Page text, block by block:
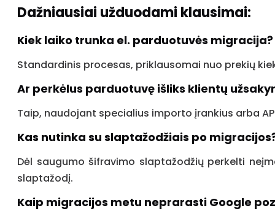
Dažniausiai užduodami klausimai:
Kiek laiko trunka el. parduotuvės migracija?
Standardinis procesas, priklausomai nuo prekių
Ar perkėlus parduotuvę išliks klientų
Taip, naudojant specialius importo įrankius arba
Kas nutinka su slaptažodžiais po
Dėl saugumo šifravimo slaptažodžių perkelti
slaptažodį.
Kaip migracijos metu neprarasti Google